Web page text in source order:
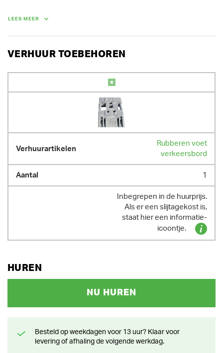
LEES MEER
VERHUUR TOEBEHOREN
Rubberen voet
verkeersbord
1
Inbegrepen in de huurprijs.
Als er een slijtagekost is,
staat hier een informatie-
icoontje.
HUREN
NU HUREN
Besteld op weekdagen voor 13 uur? Klaar voor
levering of afhaling de volgende werkdag.